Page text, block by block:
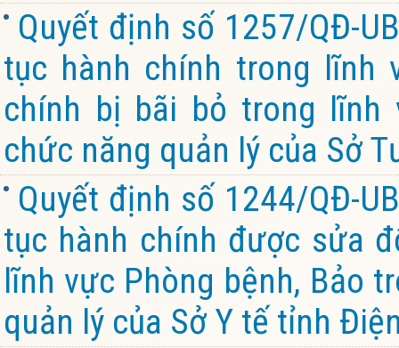
Quyết định số 1257/QĐ-
tục hành chính trong lĩnh
chính bị bãi bỏ trong lĩnh
chức năng quản lý của Sở
Quyết định số 1244/QĐ-
tục hành chính được sửa
lĩnh vực Phòng bệnh, Bảo
quản lý của Sở Y tế tỉnh